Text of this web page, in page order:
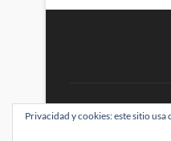
BRAINSTOMPING|
Privacidad y cookies: este sitio